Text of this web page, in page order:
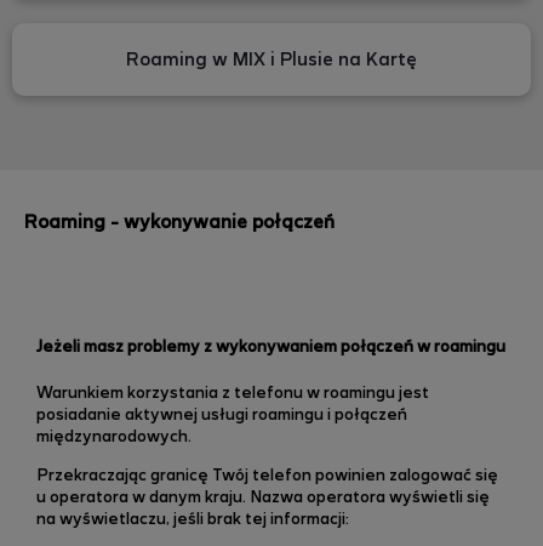
Roaming w MIX i Plusie na Kartę
Roaming - wykonywanie połączeń
Jeżeli masz problemy z wykonywaniem połączeń w roamingu
Warunkiem korzystania z telefonu w roamingu jest
posiadanie aktywnej usługi roamingu i połączeń
międzynarodowych.
Przekraczając granicę Twój telefon powinien zalogować się
u operatora w danym kraju. Nazwa operatora wyświetli się
na wyświetlaczu, jeśli brak tej informacji: